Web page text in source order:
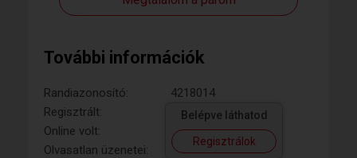
További információk
Randiazonosító:
4218014
Regisztrált:
Online volt:
Olvasatlan üzenetei:
Belépve láthatod
Regisztrálok